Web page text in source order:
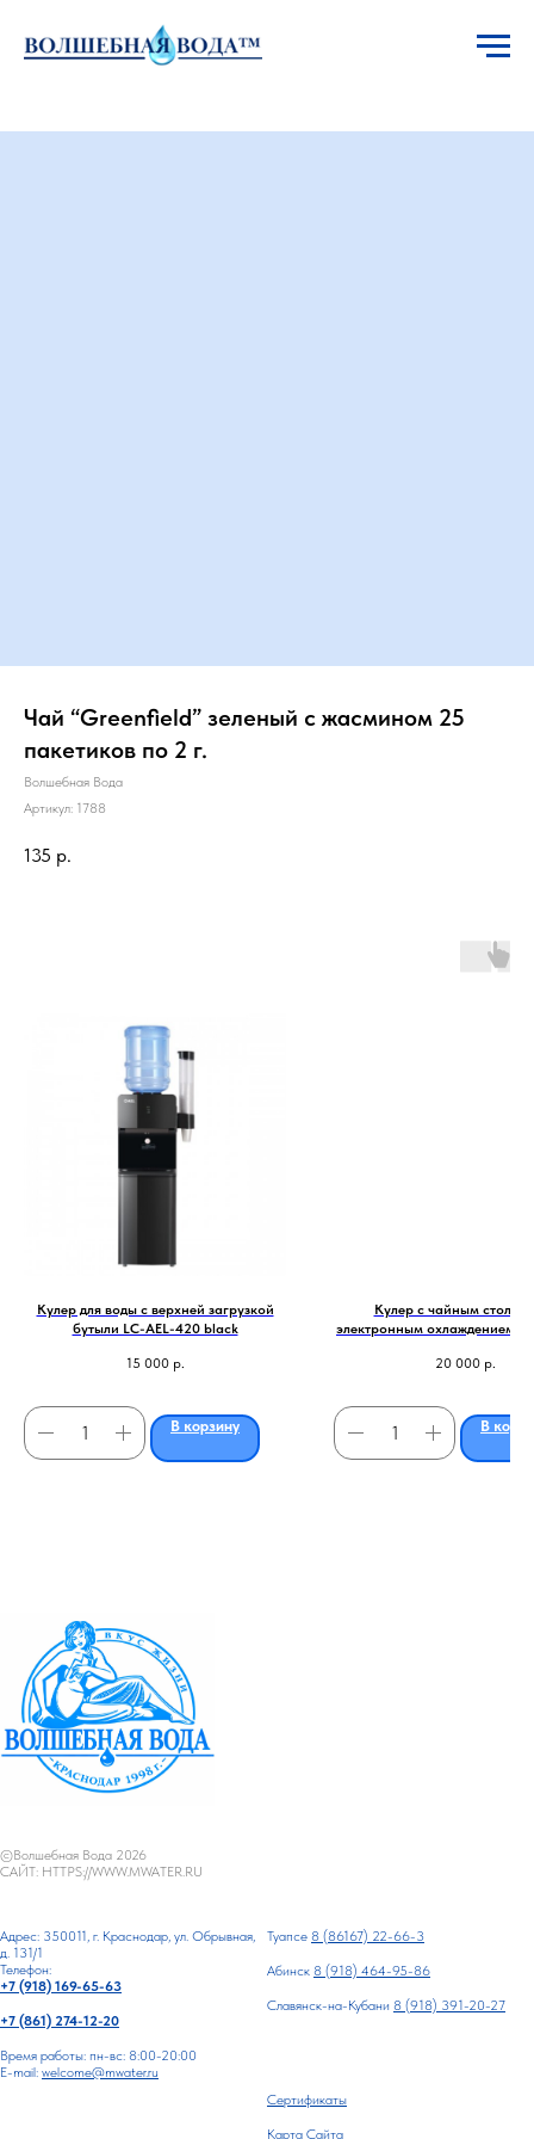
Чай “Greenfield” зеленый с жасмином 25
пакетиков по 2 г.
Волшебная Вода
Артикул: 1788
135 р.
Кулер для воды с верхней загрузкой
бутыли LC-AEL-420 black
15 000 р.
В корзину
Кулер с чайным
электронным охлаждением
20 000 р.
В
©Волшебная Вода 2026
САЙТ: HTTPS://WWW.MWATER.RU
Адрес: 350011, г. Краснодар, ул. Обрывная,
д. 131/1
Телефон:
+7 (918) 169-65-63
+7 (861) 274-12-20
Время работы: пн-вс: 8:00-20:00
E-mail: welcome@mwater.ru
Туапсе 8 (86167) 22-66-3
Абинск 8 (918) 464-95-86
Славянск-на-Кубани 8 (918) 391-20-27
Сертификаты
Карта Сайта